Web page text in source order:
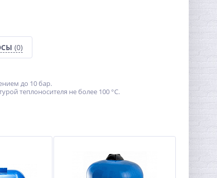
(0)
до 10 бар.
теплоносителя не более 100 °С.